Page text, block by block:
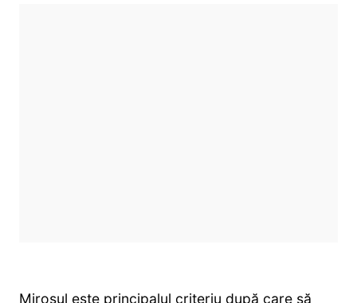
Mirosul este principalul criteriu după care să